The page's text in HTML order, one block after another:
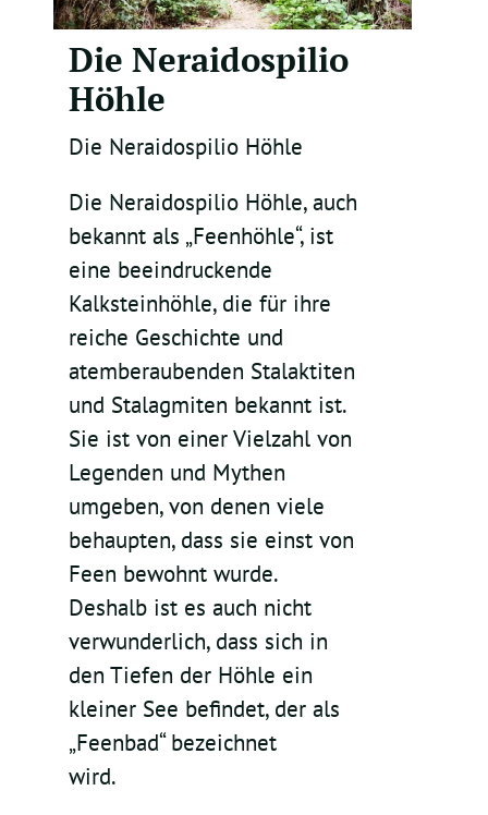
Die Neraidospilio
Höhle
Die Neraidospilio Höhle
Die Neraidospilio Höhle, auch
bekannt als „Feenhöhle“, ist
eine beeindruckende
Kalksteinhöhle, die für ihre
reiche Geschichte und
atemberaubenden Stalaktiten
und Stalagmiten bekannt ist.
Sie ist von einer Vielzahl von
Legenden und Mythen
umgeben, von denen viele
behaupten, dass sie einst von
Feen bewohnt wurde.
Deshalb ist es auch nicht
verwunderlich, dass sich in
den Tiefen der Höhle ein
kleiner See befindet, der als
„Feenbad“ bezeichnet
wird.